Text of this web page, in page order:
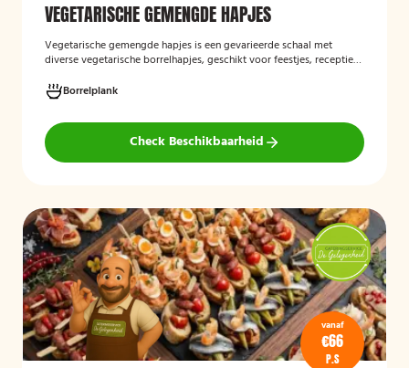
VEGETARISCHE GEMENGDE HAPJES
Vegetarische gemengde hapjes is een gevarieerde schaal met
diverse vegetarische borrelhapjes, geschikt voor feestjes, recepties
smaakvolle vegetarische snacks en biedt een afwisselend
assortiment voor gasten die geen vlees eten.
Borrelplank
Check Beschikbaarheid
vanaf
€66
P.S